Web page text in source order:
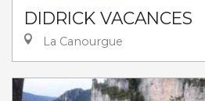
DIDRICK VACANCES
La Canourgue